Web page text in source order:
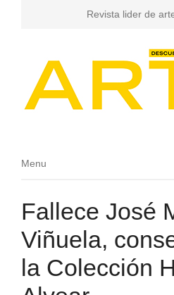
Revista lider de
Menu
Menu
Fallece José
Viñuela,
la Colección